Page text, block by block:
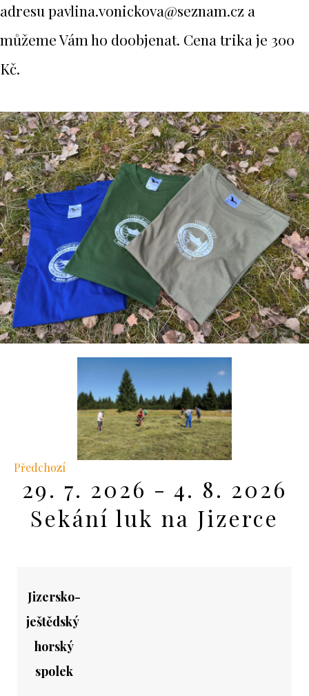
adresu pavlina.vonickova@seznam.cz a
můžeme Vám ho doobjenat. Cena trika je 300
Kč.
Předchozí
29. 7. 2026 - 4. 8. 2026
Sekání luk na Jizerce
Jizersko-
ještědský
horský
spolek